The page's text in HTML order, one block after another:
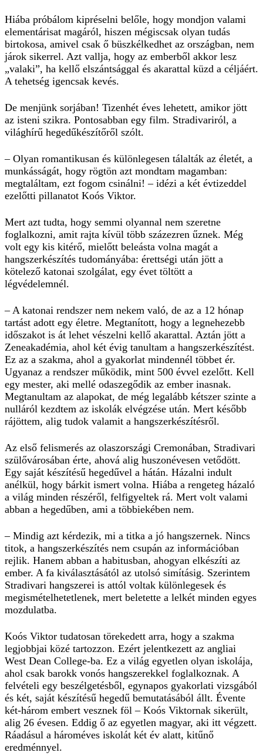
Hiába próbálom kipréselni belőle, hogy mondjon valami
elementárisat magáról, hiszen mégiscsak olyan tudás
birtokosa, amivel csak ő büszkélkedhet az országban, nem
járok sikerrel. Azt vallja, hogy az emberből akkor lesz
„valaki”, ha kellő elszántsággal és akarattal küzd a céljáért.
A tehetség igencsak kevés.
De menjünk sorjában! Tizenhét éves lehetett, amikor jött
az isteni szikra. Pontosabban egy film. Stradivariról, a
világhírű hegedűkészítőről szólt.
– Olyan romantikusan és különlegesen tálalták az életét, a
munkásságát, hogy rögtön azt mondtam magamban:
megtaláltam, ezt fogom csinálni! – idézi a két évtizeddel
ezelőtti pillanatot Koós Viktor.
Mert azt tudta, hogy semmi olyannal nem szeretne
foglalkozni, amit rajta kívül több százezren űznek. Még
volt egy kis kitérő, mielőtt beleásta volna magát a
hangszerkészítés tudományába: érettségi után jött a
kötelező katonai szolgálat, egy évet töltött a
légvédelemnél.
– A katonai rendszer nem nekem való, de az a 12 hónap
tartást adott egy életre. Megtanított, hogy a legnehezebb
időszakot is át lehet vészelni kellő akarattal. Aztán jött a
Zeneakadémia, ahol két évig tanultam a hangszerkészítést.
Ez az a szakma, ahol a gyakorlat mindennél többet ér.
Ugyanaz a rendszer működik, mint 500 évvel ezelőtt. Kell
egy mester, aki mellé odaszegődik az ember inasnak.
Megtanultam az alapokat, de még legalább kétszer szinte a
nulláról kezdtem az iskolák elvégzése után. Mert később
rájöttem, alig tudok valamit a hangszerkészítésről.
Az első felismerés az olaszországi Cremonában, Stradivari
szülővárosában érte, ahová alig huszonévesen vetődött.
Egy saját készítésű hegedűvel a hátán. Házalni indult
anélkül, hogy bárkit ismert volna. Hiába a rengeteg házaló
a világ minden részéről, felfigyeltek rá. Mert volt valami
abban a hegedűben, ami a többiekében nem.
– Mindig azt kérdezik, mi a titka a jó hangszernek. Nincs
titok, a hangszerkészítés nem csupán az információban
rejlik. Hanem abban a habitusban, ahogyan elkészíti az
ember. A fa kiválasztásától az utolsó simításig. Szerintem
Stradivari hangszerei is attól voltak különlegesek és
megismételhetetlenek, mert beletette a lelkét minden egyes
mozdulatba.
Koós Viktor tudatosan törekedett arra, hogy a szakma
legjobbjai közé tartozzon. Ezért jelentkezett az angliai
West Dean College-ba. Ez a világ egyetlen olyan iskolája,
ahol csak barokk vonós hangszerekkel foglalkoznak. A
felvételi egy beszélgetésből, egynapos gyakorlati vizsgából
és két, saját készítésű hegedű bemutatásából állt. Évente
két-három embert vesznek föl – Koós Viktornak sikerült,
alig 26 évesen. Eddig ő az egyetlen magyar, aki itt végzett.
Ráadásul a hároméves iskolát két év alatt, kitűnő
eredménnyel.